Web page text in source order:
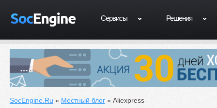
Сервисы Решения
SocEngine.Ru » Местный блог » Aliexpress